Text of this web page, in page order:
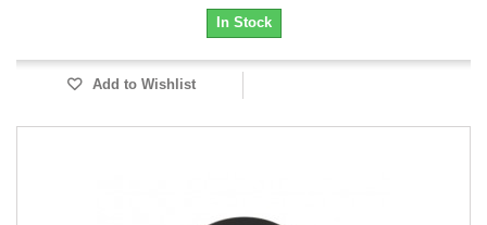
In Stock
Add to Wishlist